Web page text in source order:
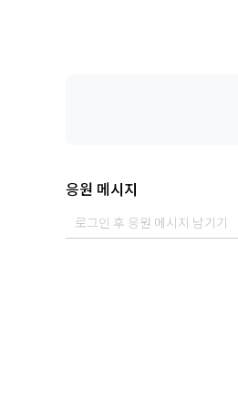
응원 메시지